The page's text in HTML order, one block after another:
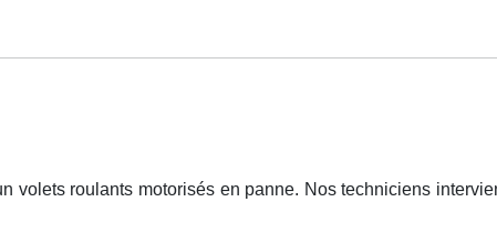
volets roulants motorisés en panne. Nos techniciens